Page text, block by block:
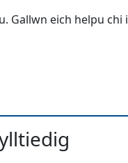
Gallwn eich helpu chi i